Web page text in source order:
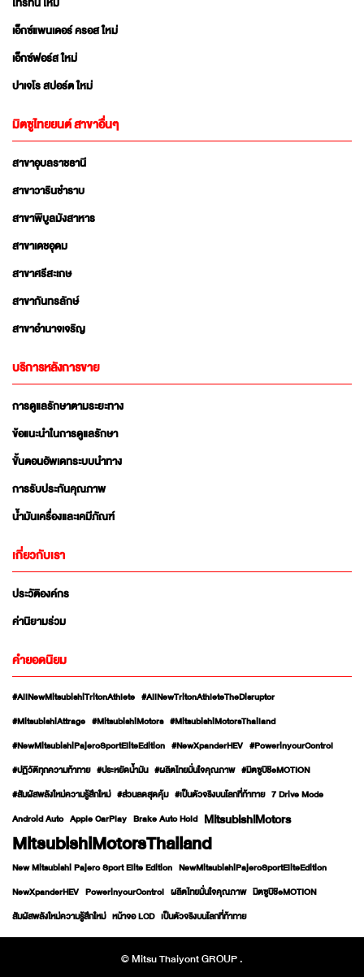
เอ็กซ์แพนเดอร์ ครอส ใหม่
เอ็กซ์ฟอร์ส ใหม่
ปาเจโร สปอร์ต ใหม่
มิตซูไทยยนต์ สาขาอื่นๆ
สาขาอุบลราชธานี
สาขาวารินชำราบ
สาขาพิบูลมังสาหาร
สาขาเดชอุดม
สาขาศรีสะเกษ
สาขากันทรลักษ์
สาขาอำนาจเจริญ
บริการหลังการขาย
การดูแลรักษาตามระยะทาง
ข้อแนะนำในการดูแลรักษา
ขั้นตอนอัพเดทระบบนำทาง
การรับประกันคุณภาพ
น้ำมันเครื่องและเคมีภัณฑ์
เกี่ยวกับเรา
ประวัติองค์กร
ค่านิยามร่วม
คำยอดนิยม
#AllNewMitsubishiTritonAthlete #AllNewTritonAthleteTheDisruptor
#MitsubishiAttrage #MitsubishiMotors #MitsubishiMotorsThailand
#NewMitsubishiPajeroSportEliteEdition #NewXpanderHEV #PowerinyourControl
#ปฏิวัติทุกความท้าทาย #ประหยัดน้ำมัน #ผลิตไทยมั่นใจคุณภาพ #มิตซูบิชิeMOTION
#สัมผัสพลังใหม่ความรู้สึกใหม่ #ส่วนลดสุดคุ้ม #เป็นตัวจริงบนโลกที่ท้าทาย 7 Drive Mode
Android Auto Apple CarPlay Brake Auto Hold MitsubishiMotors
MitsubishiMotorsThailand
New Mitsubishi Pajero Sport Elite Edition NewMitsubishiPajeroSportEliteEdition
NewXpanderHEV PowerinyourControl ผลิตไทยมั่นใจคุณภาพ มิตซูบิชิeMOTION
สัมผัสพลังใหม่ความรู้สึกใหม่ หน้าจอ LCD เป็นตัวจริงบนโลกที่ท้าทาย
© Mitsu Thaiyont GROUP .